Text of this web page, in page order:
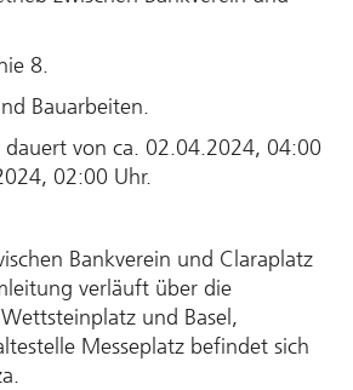
8.
Bauarbeiten.
dauert von ca. 02.04.2024, 04:00
02:00 Uhr.
Bankverein und Claraplatz
verläuft über die
und Basel,
Messeplatz befindet sich